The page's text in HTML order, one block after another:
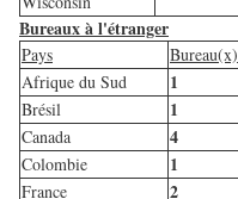
Bureaux à l'étranger
Pays Bureau(x)
Afrique du Sud
1
Brésil 1
Canada 4
Colombie 1
France 2